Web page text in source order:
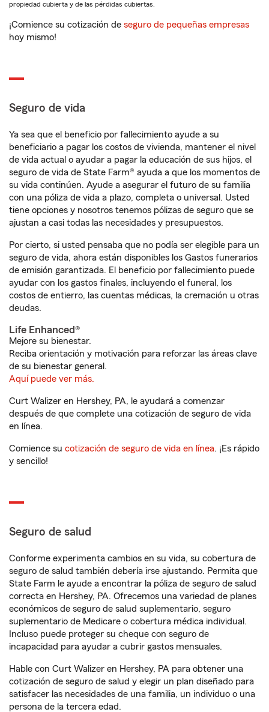
propiedad cubierta y de las pérdidas cubiertas.
¡Comience su cotización de seguro de pequeñas empresas
hoy mismo!
Seguro de vida
Ya sea que el beneficio por fallecimiento ayude a su
beneficiario a pagar los costos de vivienda, mantener el nivel
de vida actual o ayudar a pagar la educación de sus hijos, el
seguro de vida de State Farm® ayuda a que los momentos de
su vida continúen. Ayude a asegurar el futuro de su familia
con una póliza de vida a plazo, completa o universal. Usted
tiene opciones y nosotros tenemos pólizas de seguro que se
ajustan a casi todas las necesidades y presupuestos.
Por cierto, si usted pensaba que no podía ser elegible para un
seguro de vida, ahora están disponibles los Gastos funerarios
de emisión garantizada. El beneficio por fallecimiento puede
ayudar con los gastos finales, incluyendo el funeral, los
costos de entierro, las cuentas médicas, la cremación u otras
deudas.
Life Enhanced®
Mejore su bienestar.
Reciba orientación y motivación para reforzar las áreas clave
de su bienestar general.
Aquí puede ver más.
Curt Walizer en Hershey, PA, le ayudará a comenzar
después de que complete una cotización de seguro de vida
en línea.
Comience su cotización de seguro de vida en línea. ¡Es rápido
y sencillo!
Seguro de salud
Conforme experimenta cambios en su vida, su cobertura de
seguro de salud también debería irse ajustando. Permita que
State Farm le ayude a encontrar la póliza de seguro de salud
correcta en Hershey, PA. Ofrecemos una variedad de planes
económicos de seguro de salud suplementario, seguro
suplementario de Medicare o cobertura médica individual.
Incluso puede proteger su cheque con seguro de
incapacidad para ayudar a cubrir gastos mensuales.
Hable con Curt Walizer en Hershey, PA para obtener una
cotización de seguro de salud y elegir un plan diseñado para
satisfacer las necesidades de una familia, un individuo o una
persona de la tercera edad.